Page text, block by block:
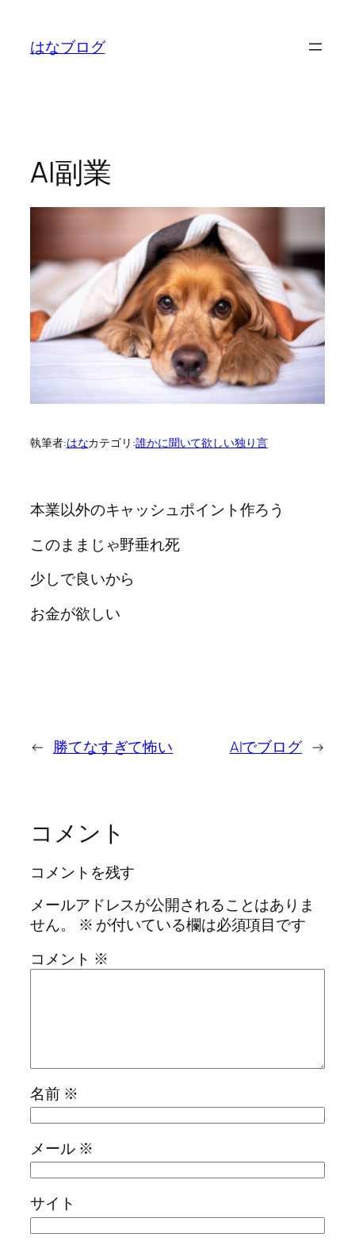
はなブログ
AI副業
執筆者:はなカテゴリ:誰かに聞いて欲しい独り言
本業以外のキャッシュポイント作ろう
このままじゃ野垂れ死
少しで良いから
お金が欲しい
← 勝てなすぎて怖い AIでブログ →
コメント
コメントを残す
メールアドレスが公開されることはありま
せん。
※ が付いている欄は必須項目です
コメント ※
名前 ※
メール ※
サイト